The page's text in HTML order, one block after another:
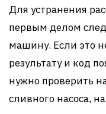
Для устранения
первым делом
машину. Если это
результату и код
нужно проверить
сливного насоса,